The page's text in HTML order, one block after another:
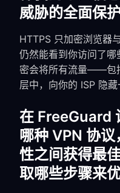
威胁的全面保护
HTTPS 只加密浏览器
仍然能看到你访问了
密会将所有流量——包
层中，向你的 ISP 隐藏
在 FreeGuard
哪种 VPN 协
性之间获得最
取哪些步骤来